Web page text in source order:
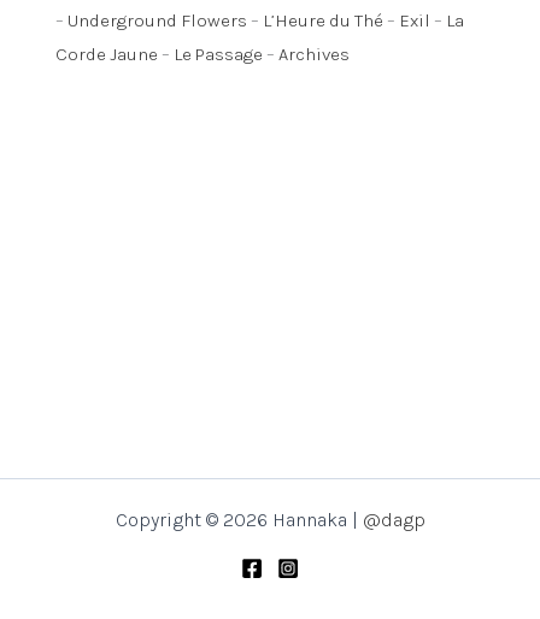
– Underground Flowers – L’Heure du Thé – Exil – La
Corde Jaune – Le Passage – Archives
Copyright © 2026 Hannaka | @dagp